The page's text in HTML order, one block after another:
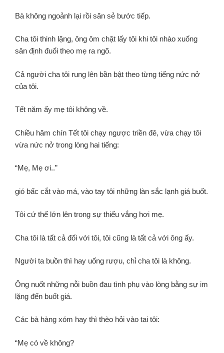
Bà không ngoảnh lại rồi săn sẻ bước tiếp.
Cha tôi thinh lặng, ông ôm chặt lấy tôi khi tôi nhào xuống
sân định đuổi theo mẹ ra ngõ.
Cả người cha tôi rung lên bần bật theo từng tiếng nức nở
của tôi.
Tết năm ấy mẹ tôi không về.
Chiều hăm chín Tết tôi chạy ngược triền đê, vừa chạy tôi
vừa nức nở trong lòng hai tiếng:
“Mẹ, Mẹ ơi..”
gió bấc cắt vào má, vào tay tôi những làn sắc lạnh giá buốt.
Tôi cứ thế lớn lên trong sự thiếu vắng hơi mẹ.
Cha tôi là tất cả đối với tôi, tôi cũng là tất cả với ông ấy.
Người ta buồn thì hay uống rượu, chỉ cha tôi là không.
Ông nuốt những nỗi buồn đau tình phụ vào lòng bằng sự im
lặng đến buốt giá.
Các bà hàng xóm hay thì thèo hỏi vào tai tôi:
“Mẹ có về không?